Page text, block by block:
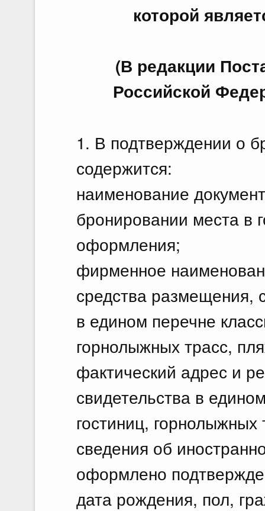
которой
(В редакции
Российской
1. В подтверждении о
содержится:
наименование
бронировании места в
оформления;
фирменное
средства размещения,
в едином перечне
горнолыжных трасс,
фактический адрес и
свидетельства в
гостиниц,
сведения об
оформлено
дата рождения, пол,